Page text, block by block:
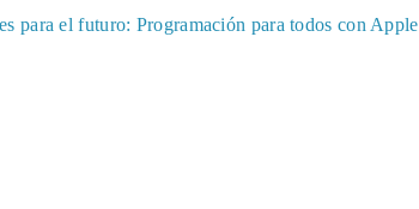
para el futuro: Programación para todos con Apple